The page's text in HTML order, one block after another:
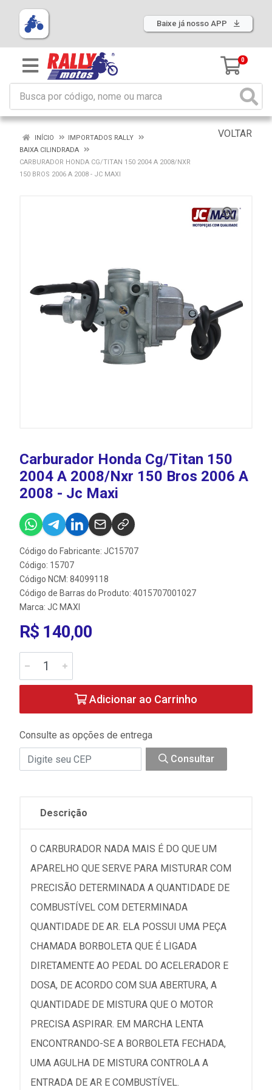
Baixe já nosso APP
0
VOLTAR
INÍCIO
IMPORTADOS RALLY
BAIXA CILINDRADA
CARBURADOR HONDA CG/TITAN 150 2004 A 2008/NXR
150 BROS 2006 A 2008 - JC MAXI
Carburador Honda Cg/Titan 150
2004 A 2008/Nxr 150 Bros 2006 A
2008 - Jc Maxi
Código do Fabricante: JC15707
Código: 15707
Código NCM: 84099118
Código de Barras do Produto: 4015707001027
Marca: JC MAXI
R$ 140,00
Adicionar ao Carrinho
Consulte as opções de entrega
Consultar
Descrição
O CARBURADOR NADA MAIS É DO QUE UM
APARELHO QUE SERVE PARA MISTURAR COM
PRECISÃO DETERMINADA A QUANTIDADE DE
COMBUSTÍVEL COM DETERMINADA
QUANTIDADE DE AR. ELA POSSUI UMA PEÇA
CHAMADA BORBOLETA QUE É LIGADA
DIRETAMENTE AO PEDAL DO ACELERADOR E
DOSA, DE ACORDO COM SUA ABERTURA, A
QUANTIDADE DE MISTURA QUE O MOTOR
PRECISA ASPIRAR. EM MARCHA LENTA
ENCONTRANDO-SE A BORBOLETA FECHADA,
UMA AGULHA DE MISTURA CONTROLA A
ENTRADA DE AR E COMBUSTÍVEL.